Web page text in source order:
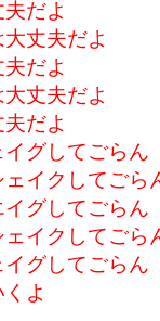
だよ
丈夫だよ
だよ
丈夫だよ
だよ
グしてごらん
イクしてごら
グしてごらん
イクしてごら
グしてごらん
よ